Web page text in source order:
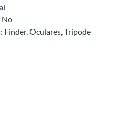
No
Finder, Oculares, Trípode